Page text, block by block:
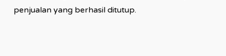
penjualan yang berhasil ditutup.